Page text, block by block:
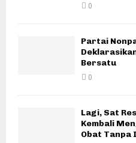
0
Partai
Bersatu
0
Lagi, Sat
Kembali
Obat Tanpa